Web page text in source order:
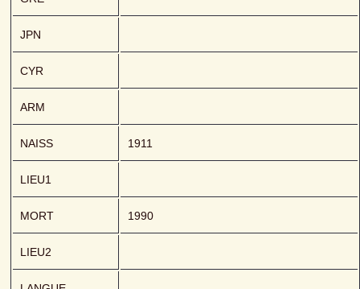
JPN
CYR
ARM
NAISS 1911
LIEU1
MORT 1990
LIEU2